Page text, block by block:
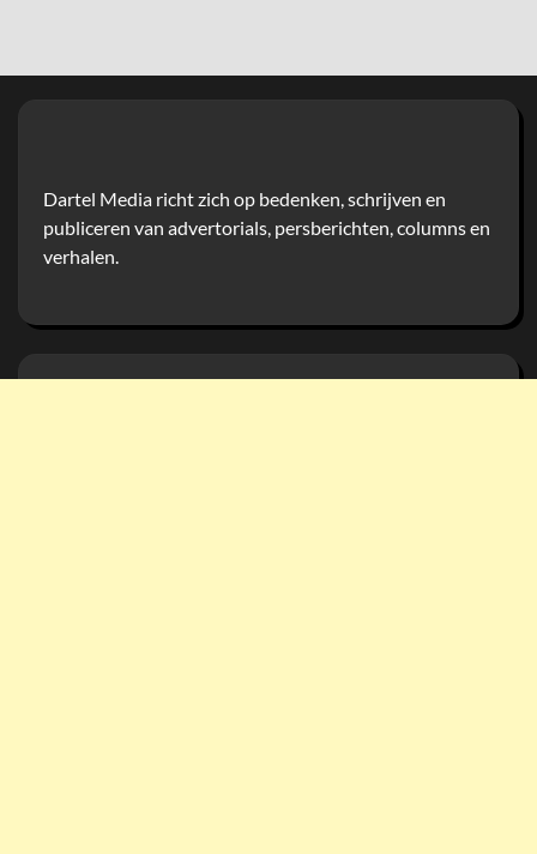
Dartel Media richt zich op bedenken, schrijven en
publiceren van advertorials, persberichten, columns en
verhalen.